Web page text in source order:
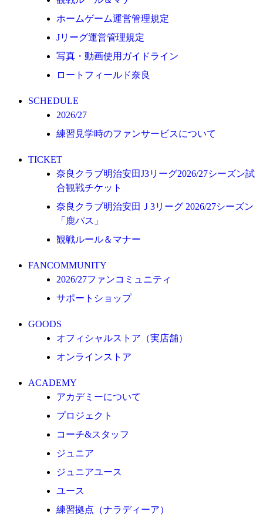
FANCOMMUNITY
2026/27ファンコミュニティ
サポートショップ
GOODS
ACADEMY
プロジェクト
コーチ&スタッフ
ジュニア
ジュニアユース
ユース
練習拠点（ナラディーア）
2026/27 パートナー企業
パートナー募集
クラブ理念
サステナビリティ
Web制作支援
応援プロジェクト
ホームゲーム運営管理規定
Jリーグ運営管理規定
写真・動画使用ガイドライン
ロートフィールド奈良
SCHEDULE
2026/27
練習見学時のファンサービスについて
TICKET
奈良クラブ明治安田J3リーグ2026/27シーズン試
合観戦チケット
奈良クラブ明治安田Ｊ3リーグ 2026/27シーズン
「鹿パス」
観戦ルール＆マナー
FANCOMMUNITY
2026/27ファンコミュニティ
サポートショップ
GOODS
オフィシャルストア（実店舗）
オンラインストア
ACADEMY
アカデミーについて
プロジェクト
コーチ&スタッフ
ジュニア
ジュニアユース
ユース
練習拠点（ナラディーア）